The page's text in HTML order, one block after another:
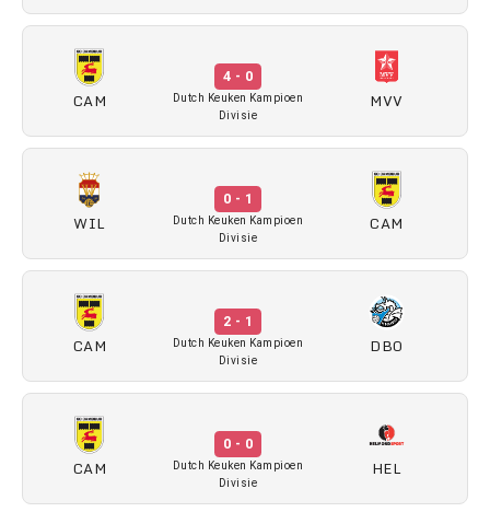
CAM
4 - 0
Dutch Keuken Kampioen
Divisie
MVV
WIL
0 - 1
Dutch Keuken Kampioen
Divisie
CAM
CAM
2 - 1
Dutch Keuken Kampioen
Divisie
DBO
CAM
0 - 0
Dutch Keuken Kampioen
Divisie
HEL